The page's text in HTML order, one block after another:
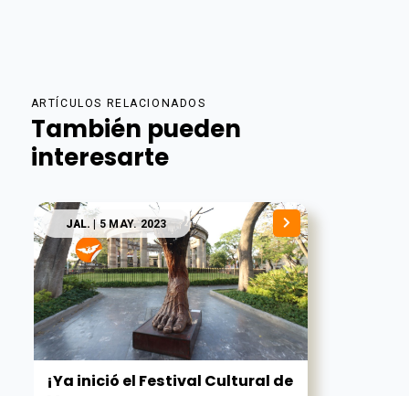
ARTÍCULOS RELACIONADOS
También pueden
interesarte
JAL. | 5 MAY. 2023
¡Ya inició el Festival Cultural de